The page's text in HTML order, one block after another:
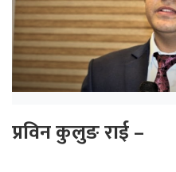
प्रविन कुलुङ राई –